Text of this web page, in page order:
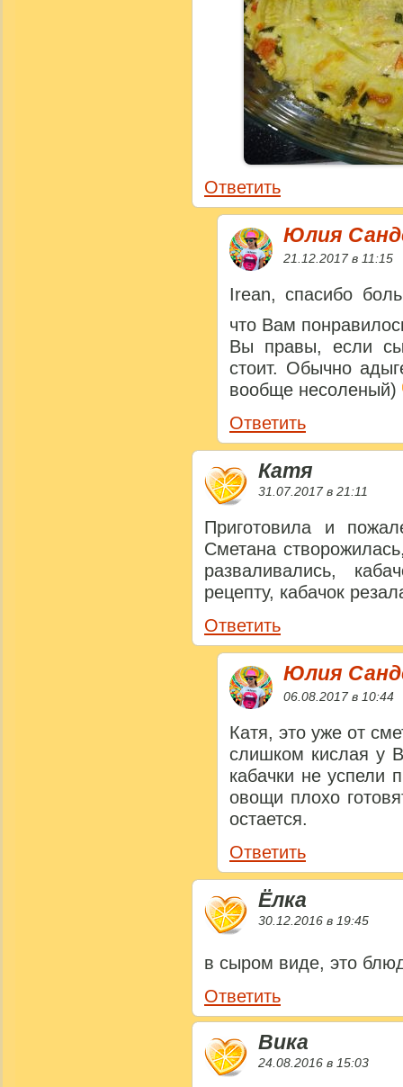
Ответить
Юлия
21.12.2017 в 11:15
Irean, спасибо
что Вам
Вы правы, если
стоит. Обычно
вообще несоленый)
Ответить
Катя
31.07.2017 в 21:11
Приготовила и
Сметана
разваливались,
рецепту, кабачок
Ответить
Юлия
06.08.2017 в 10:44
Катя, это уже от
слишком кислая у
кабачки не успели
овощи плохо
остается.
Ответить
Ёлка
30.12.2016 в 19:45
в сыром виде, это
Ответить
Вика
24.08.2016 в 15:03